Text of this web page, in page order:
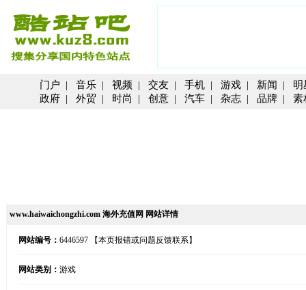
门户 | 音乐 | 视频 | 交友 | 手机 | 游戏 | 新闻 | 明
政府 | 外贸 | 时尚 | 创意 | 汽车 | 杂志 | 品牌 | 素
www.haiwaichongzhi.com 海外充值网 网站详情
网站编号： 6446597 【本页报错或问题反馈联系】
网站类别： 游戏